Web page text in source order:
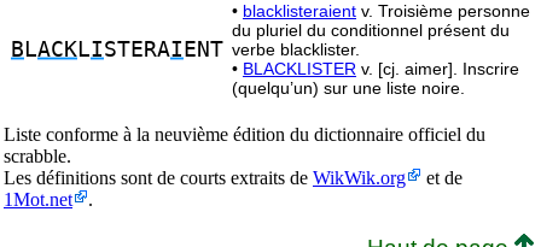
B LACKLISTERAI ENT
• blacklisteraient v. Troisième personne
du pluriel du conditionnel présent du
verbe blacklister.
• BLACKLISTER v. [cj. aimer]. Inscrire
(quelqu’un) sur une liste noire.
Liste conforme à la neuvième édition du dictionnaire officiel du
scrabble.
Les définitions sont de courts extraits de WikWik.org
et de
1Mot.net
.